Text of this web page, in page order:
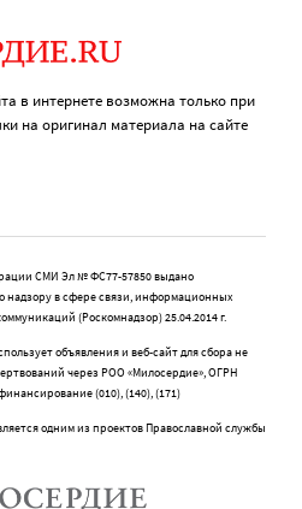
в интернете возможна только при
на оригинал материала на сайте
СМИ Эл № ФС77-57850 выдано
надзору в сфере связи, информационных
(Роскомнадзор) 25.04.2014 г.
объявления и веб-сайт для сбора не
через РОО «Милосердие», ОГРН
(010), (140), (171)
одним из проектов Православной службы